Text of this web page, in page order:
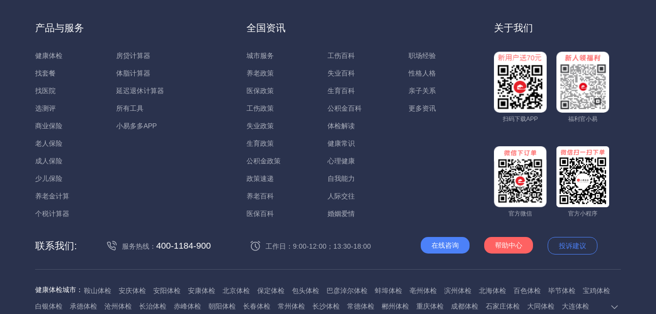
产品与服务
健康体检
找套餐
找医院
选测评
商业保险
老人保险
成人保险
少儿保险
养老金计算
个税计算器
房贷计算器
体脂计算器
延迟退休计算器
所有工具
小易多多APP
全国资讯
城市服务
养老政策
医保政策
工伤政策
失业政策
生育政策
公积金政策
政策速递
养老百科
医保百科
工伤百科
失业百科
生育百科
公积金百科
体检解读
健康常识
心理健康
自我能力
人际交往
婚姻爱情
职场经验
性格人格
亲子关系
更多资讯
关于我们
扫码下载APP 福利官小易
官方微信 官方小程序
联系我们: 服务热线： 400-1184-900 工作日：9:00-12:00；13:30-18:00 在线咨询 帮助中心 投诉建议
健康体检城市： 鞍山体检 安庆体检 安阳体检 安康体检 北京体检 保定体检 包头体检 巴彦淖尔体检 蚌埠体检 亳州体检 滨州体检 北海体检 百色体检 毕节体检
宝鸡体检
白银体检
承德体检 沧州体检 长治体检 赤峰体检 朝阳体检 长春体检 常州体检 长沙体检 常德体检 郴州体检 重庆体检 成都体检 石家庄体检 大同体检 大连体检